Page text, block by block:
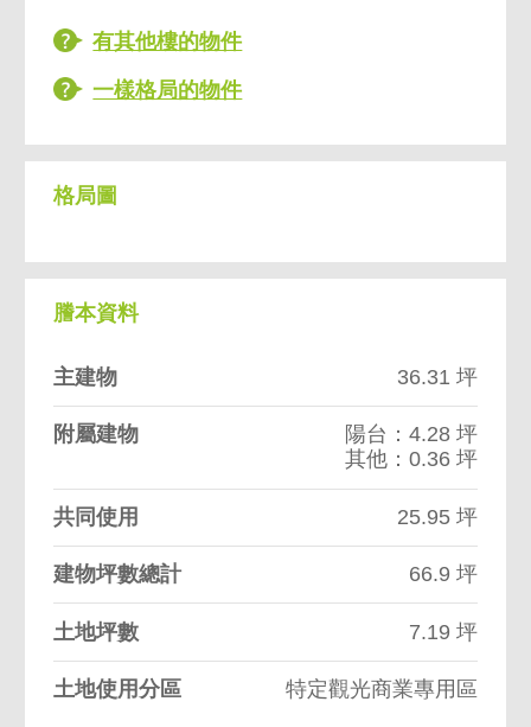
有其他樓的物件
一樣格局的物件
格局圖
謄本資料
主建物 36.31 坪
附屬建物
陽台：4.28 坪
其他：0.36 坪
共同使用 25.95 坪
建物坪數總計 66.9 坪
土地坪數 7.19 坪
土地使用分區 特定觀光商業專用區